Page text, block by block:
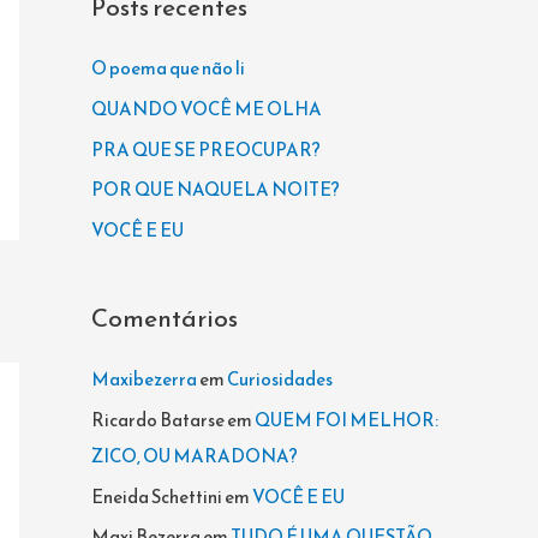
i
s
a
o
:
O poema que não li
QUANDO VOCÊ ME OLHA
PRA QUE SE PREOCUPAR?
POR QUE NAQUELA NOITE?
VOCÊ E EU
Comentários
MaxibezerraemCuriosidades
Ricardo BatarseemQUEM FOI MELHOR:
ZICO, OU MARADONA?
Eneida SchettiniemVOCÊ E EU